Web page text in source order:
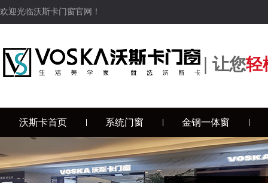
欢迎光临沃斯卡门窗官网！
| 让您轻
沃斯卡首页 系统门窗 金钢一体窗